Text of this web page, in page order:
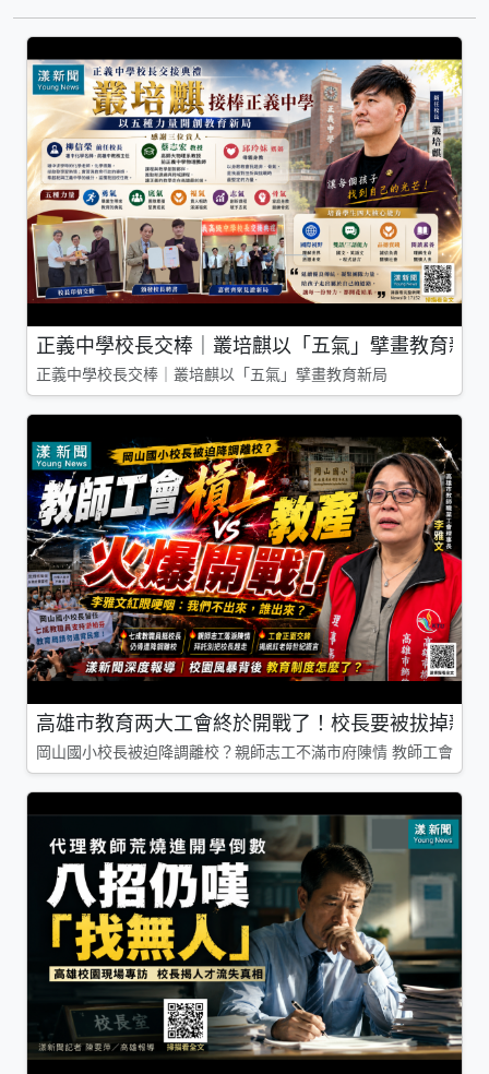
正義中學校長交棒｜叢培麒以「五氣」擘畫教育新局
正義中學校長交棒｜叢培麒以「五氣」擘畫教育新局
高雄市教育两大工會終於開戰了！校長要被拔掉親
岡山國小校長被迫降調離校？親師志工不滿市府陳情 教師工會槓